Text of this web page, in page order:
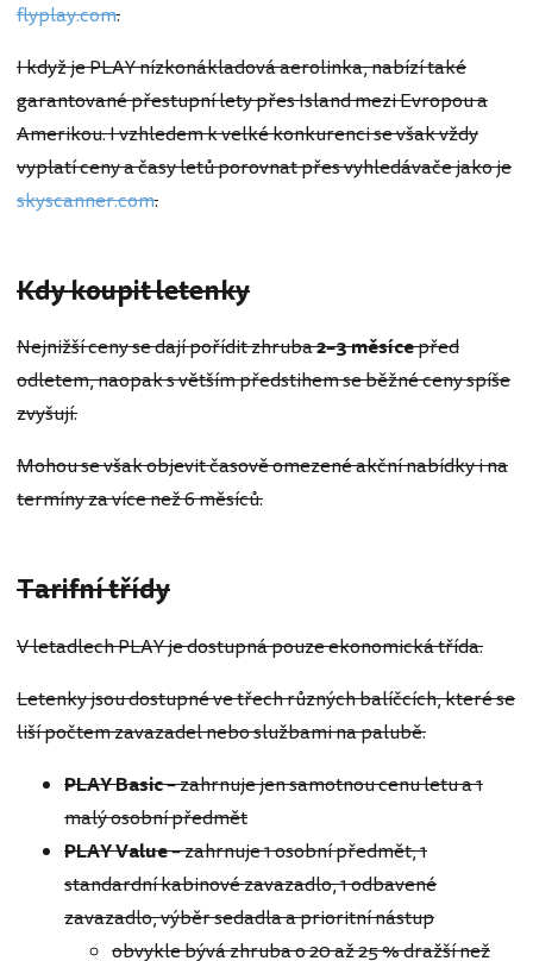
flyplay.com.
I když je PLAY nízkonákladová aerolinka, nabízí také
garantované přestupní lety přes Island mezi Evropou a
Amerikou. I vzhledem k velké konkurenci se však vždy
vyplatí ceny a časy letů porovnat přes vyhledávače jako je
skyscanner.com.
Kdy koupit letenky
Nejnižší ceny se dají pořídit zhruba2–3 měsícepřed
odletem, naopak s větším předstihem se běžné ceny spíše
zvyšují.
Mohou se však objevit časově omezené akční nabídky i na
termíny za více než 6 měsíců.
Tarifní třídy
V letadlech PLAY je dostupná pouze ekonomická třída.
Letenky jsou dostupné ve třech různých balíčcích, které se
liší počtem zavazadel nebo službami na palubě.
PLAY Basic– zahrnuje jen samotnou cenu letu a 1
malý osobní předmět
PLAY Value– zahrnuje 1 osobní předmět, 1
standardní kabinové zavazadlo, 1 odbavené
zavazadlo, výběr sedadla a prioritní nástup
obvykle bývá zhruba o 20 až 25 % dražší než